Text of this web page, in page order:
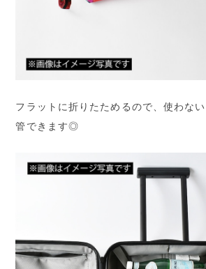
フラットに折りたためるので、使わな
管できます◎